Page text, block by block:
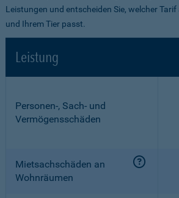
Leistungen und entscheiden Sie, welcher
und Ihrem Tier passt.
Leistung
Personen-, Sach- und
Vermögensschäden
Mietsachschäden an
Wohnräumen